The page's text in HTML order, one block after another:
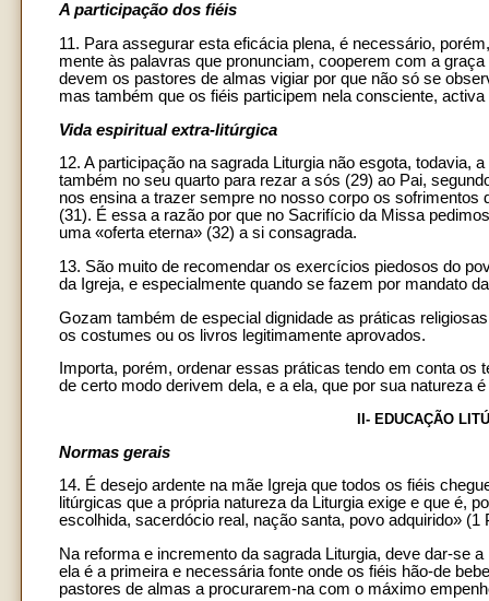
A participação dos fiéis
11. Para assegurar esta eficácia plena, é necessário,
mente às palavras que pronunciam, cooperem com a
devem os pastores de almas vigiar por que não só se
mas também que os fiéis participem nela consciente,
Vida espiritual extra-litúrgica
12. A participação na sagrada Liturgia não esgota,
também no seu quarto para rezar a sós (29) ao Pai,
nos ensina a trazer sempre no nosso corpo os
(31). É essa a razão por que no Sacrifício da Missa
uma «oferta eterna» (32) a si consagrada.
13. São muito de recomendar os exercícios piedosos do
da Igreja, e especialmente quando se fazem por mandato
Gozam também de especial dignidade as práticas
os costumes ou os livros legitimamente aprovados.
Importa, porém, ordenar essas práticas tendo em conta
de certo modo derivem dela, e a ela, que por sua natureza
II- EDUCAÇÃO
Normas gerais
14. É desejo ardente na mãe Igreja que todos os fiéis
litúrgicas que a própria natureza da Liturgia exige e que é,
escolhida, sacerdócio real, nação santa, povo adquirido» (1
Na reforma e incremento da sagrada Liturgia, deve dar-se
ela é a primeira e necessária fonte onde os fiéis hão-de
pastores de almas a procurarem-na com o máximo